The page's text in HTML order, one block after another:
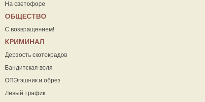
На светофоре
ОБЩЕСТВО
С возвращением!
КРИМИНАЛ
Дерзость скотокрадов
Бандитская воля
ОПЭгэшник и обрез
Левый трафик